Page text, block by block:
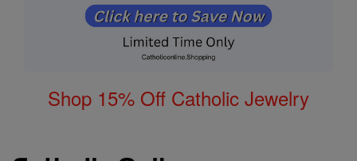
Shop 15% Off Catholic Jewelry